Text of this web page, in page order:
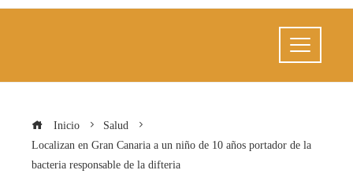
Inicio
Salud
Localizan en Gran Canaria a un niño de 10 años portador de la
bacteria responsable de la difteria